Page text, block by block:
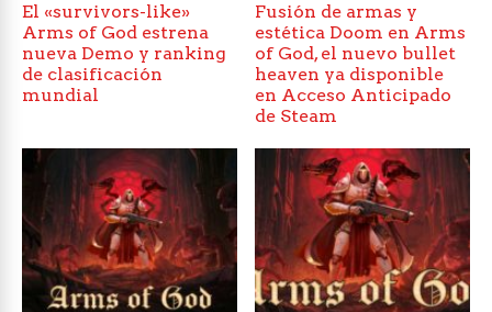
El «survivors-like»
Arms of God estrena
nueva Demo y ranking
de clasificación
mundial
Fusión de armas y
estética Doom en Arms
of God, el nuevo bullet
heaven ya disponible
en Acceso Anticipado
de Steam